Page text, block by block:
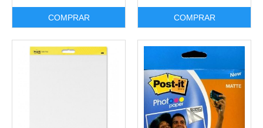
COMPRAR COMPRAR
Más info
Más info